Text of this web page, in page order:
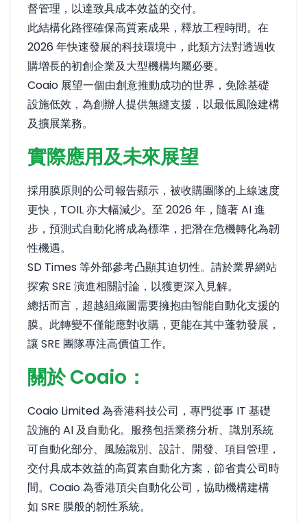
督管理，以達致具成本效益的交付。
此結構化路徑確保高質素成果，釋放工程時間。在
2026 年快速發展的科技環境中，此類方法對透過收
購增長的初創企業及大型機構均屬必要。
Coaio 展望一個由創意推動成功的世界，免除基礎
設施低效，為創辦人提供無縫支援，以最低風險建構
及擴展業務。
實際應用及未來展望
採用膜原則的公司報告顯示，被收購團隊的上線速度
更快，TOIL 亦大幅減少。至 2026 年，隨著 AI 進
步，預測式自動化將成為標準，把潛在危機轉化為韌
性機遇。
SD Times 等外部參考凸顯其迫切性。請於業界網站
探索 SRE 演進相關討論，以獲更深入見解。
總括而言，超越組織圖需要擁抱由智能自動化支援的
膜。此轉變不僅能應對收購，更能在其中蓬勃發展，
讓 SRE 團隊專注高價值工作。
關於 Coaio：
Coaio Limited 為香港科技公司，專門從事 IT 基礎
設施的 AI 及自動化。服務包括業務分析、識別系統
可自動化部分、風險識別、設計、開發、項目管理，
交付具成本效益的高質素自動化方案，節省貴公司時
間。Coaio 為香港頂尖自動化公司，協助機構建構
如 SRE 膜般的韌性系統。